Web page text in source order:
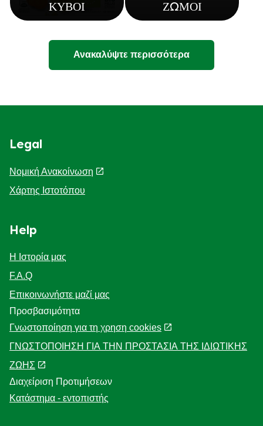
ΚΥΒΟΙ
ΖΩΜΟΙ
Ανακαλύψτε περισσότερα
Legal
Νομική Ανακοίνωση
Χάρτης Ιστοτόπου
Help
Η Ιστορία μας
F.A.Q
Επικοινωνήστε μαζί μας
Προσβασιμότητα
Γνωστοποίηση για τη χρηση cookies
ΓΝΩΣΤΟΠΟΙΗΣΗ ΓΙΑ ΤΗΝ ΠΡΟΣΤΑΣΙΑ ΤΗΣ ΙΔΙΩΤΙΚΗΣ
ΖΩΗΣ
Διαχείριση Προτιμήσεων
Κατάστημα - εντοπιστής